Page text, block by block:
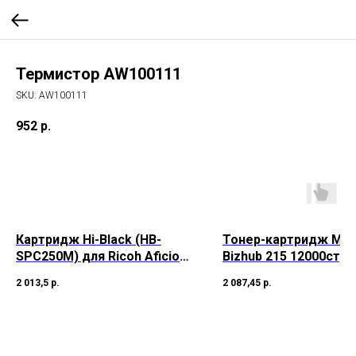
Термистор AW100111
SKU: AW100111
952 р.
Картридж Hi-Black (HB-
SPC250M) для Ricoh Aficio
C250DN/C250SF/C260/C260/
2 013,5 р.
Тонер-картридж
Bizhub 215 12000стр.
2 087,45 р.